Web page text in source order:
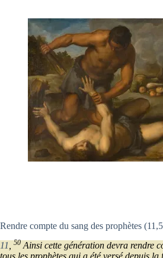
Rendre compte du sang des prophètes
11
50 Ainsi cette génération devra rendre